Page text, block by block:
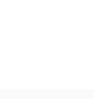
(307 KB)